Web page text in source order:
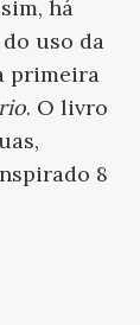
há
uso da
primeira
. O livro
8